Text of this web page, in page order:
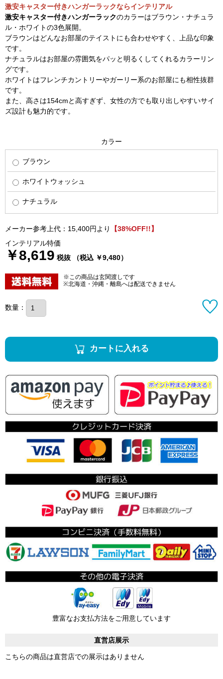
激安キャスター付きハンガーラックならインテリアル
激安キャスター付きハンガーラックのカラーはブラウン・ナチュラ
ル・ホワイトの3色展開。
ブラウンはどんなお部屋のテイストにも合わせやすく、上品な印象
です。
ナチュラルはお部屋の雰囲気をパッと明るくしてくれるカラーリン
グです。
ホワイトはフレンチカントリーやガーリー系のお部屋にも相性抜群
です。
また、高さは154cmと高すぎず、女性の方でも取り出しやすいサイ
ズ設計も魅力的です。
カラー
ブラウン
ホワイトウォッシュ
ナチュラル
メーカー参考上代：15,400円より
【38%OFF!!】
インテリアル特価
￥8,619 税抜 （税込 ￥9,480）
※この商品は玄関渡しです
※北海道・沖縄・離島へは配送できません
数量：
カートに入れる
豊富なお支払方法をご用意しています
直営店展示
こちらの商品は直営店での展示はありません